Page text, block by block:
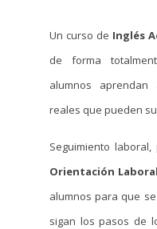
Un curso de Inglés
de forma
alumnos aprendan
reales que pueden
Seguimiento
Orientación Laboral
alumnos para que
sigan los pasos de